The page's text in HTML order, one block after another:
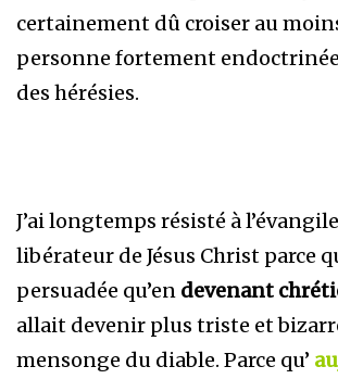
certainement dû croiser au
personne fortement
des hérésies.
J’ai longtemps résisté à
libérateur de Jésus Christ parce
persuadée qu’en devenant
allait devenir plus triste et
mensonge du diable. Parce qu’